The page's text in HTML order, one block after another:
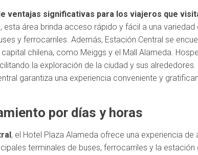
ventajas significativas para los viajeros que
área brinda acceso rápido y fácil a una variedad
y ferrocarriles. Además, Estación Central se
chilena, como Meiggs y el Mall Alameda.
la exploración de la ciudad y sus alrededores.
garantiza una experiencia conveniente y
por días y horas
, el Hotel Plaza Alameda ofrece una experiencia de
terminales de buses, ferrocarriles y la estación